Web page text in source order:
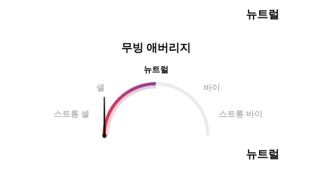
뉴트럴
무빙 애버리지
뉴트럴
셀
바이
스트롱 셀 스트롱 바이
뉴트럴